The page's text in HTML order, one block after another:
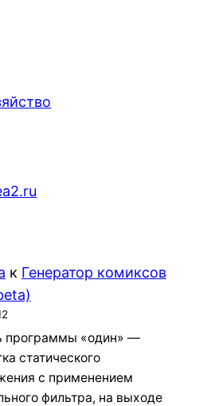
к Генератор комиксов
программы «один» —
статического
с применением
фильтра, на выходе